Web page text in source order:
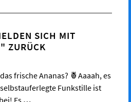
SICH MIT
ZURÜCK
frische Ananas? 🍍Aaaah, es
Funkstille ist
Es …